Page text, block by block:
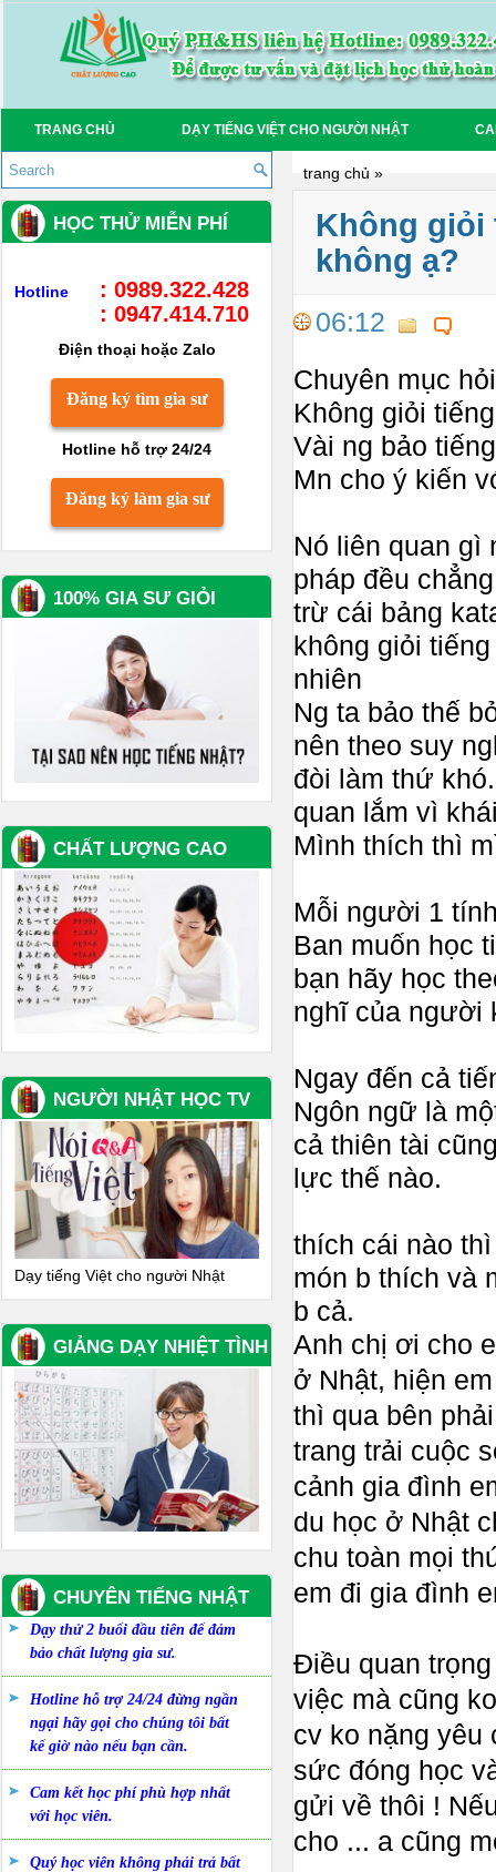
TRANG CHỦ DẠY TIẾNG VIỆT CHO NGƯỜI NHẬT
trang chủ »
Không giỏi
không ạ?
06:12
Chuyên mục
Không giỏi
Vài ng bảo
Mn cho ý kiến
Nó liên quan gì
pháp đều
trừ cái bảng
không giỏi
nhiên
Ng ta bảo thế
nên theo suy
đòi làm thứ
quan lắm vì
Mình thích thì
Mỗi người 1
Ban muốn học
bạn hãy học
nghĩ của người
Ngay đến cả
Ngôn ngữ là
cả thiên tài
lực thế nào.
thích cái nào
món b thích và
b cả.
Anh chị ơi cho
ở Nhật, hiện
thì qua bên
trang trải cuộc
cảnh gia đình
du học ở Nhật
chu toàn mọi
em đi gia đình
Điều quan
việc mà cũng
cv ko nặng yêu
sức đóng học
gửi về thôi !
cho ... a cũng
HỌC THỬ MIỄN PHÍ
Hotline
: 0989.322.428
: 0947.414.710
Điện thoại hoặc Zalo
Đăng ký tìm gia sư
Hotline hỗ trợ 24/24
Đăng ký làm gia sư
100% GIA SƯ GIỎI
CHẤT LƯỢNG CAO
NGƯỜI NHẬT HỌC TV
Dạy tiếng Việt cho người Nhật
GIẢNG DẠY NHIỆT TÌNH
CHUYÊN TIẾNG NHẬT
Dạy thử 2 buổi đầu tiên để đảm
bảo chất lượng gia sư.
Hotline hỗ trợ 24/24 đừng ngần
ngại hãy gọi cho chúng tôi bất
kể giờ nào nếu bạn cần.
Cam kết học phí phù hợp nhất
với học viên.
Quý học viên không phải trả bất